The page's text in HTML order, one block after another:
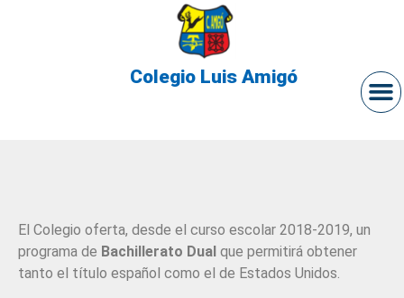
Colegio Luis Amigó
El Colegio oferta, desde el curso escolar 2018-2019, un
programa de Bachillerato Dual que permitirá obtener
tanto el título español como el de Estados Unidos.